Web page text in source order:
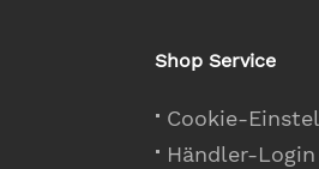
Shop Service
Cookie-
Händler-Login